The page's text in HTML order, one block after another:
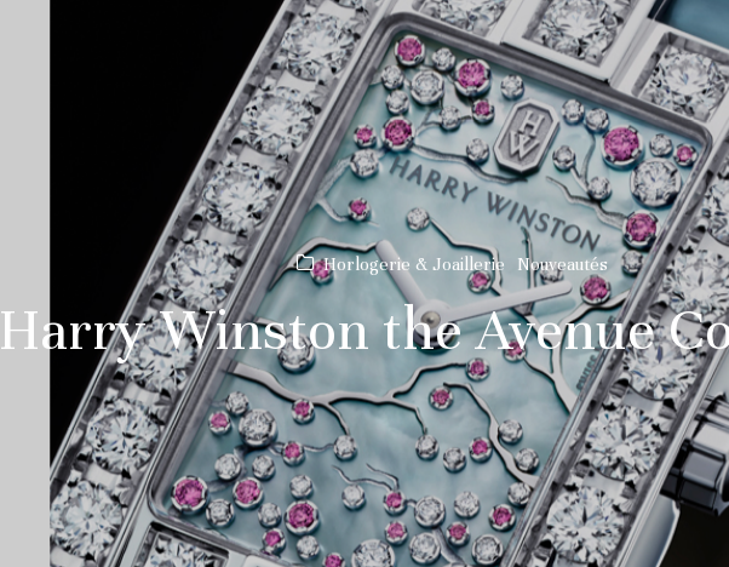
Horlogerie & Joaillerie Nouveautés
Harry Winston the Avenue